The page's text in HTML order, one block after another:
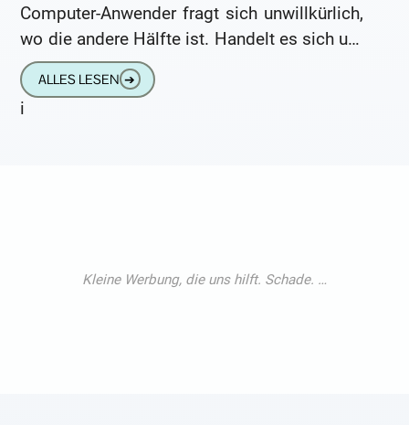
Computer-Anwender fragt sich unwillkürlich,
wo die andere Hälfte ist. Handelt es sich um
eine geteilte Tastatur und es fehlt nur
ALLES LESEN ➔
i